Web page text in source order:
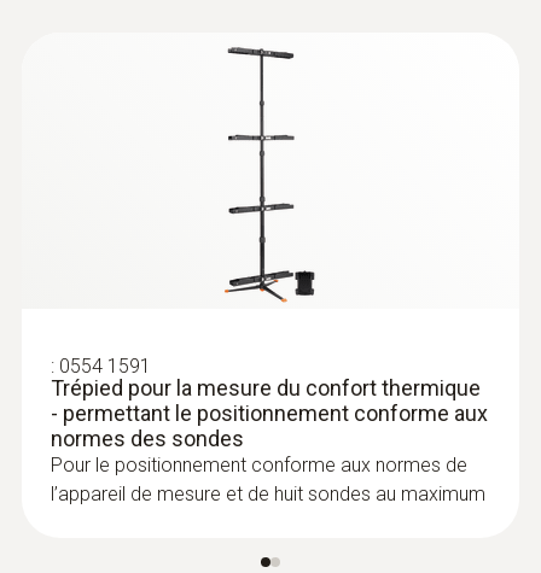
: 0554 1591
Trépied pour la mesure du confort thermique
- permettant le positionnement conforme aux
normes des sondes
Pour le positionnement conforme aux normes de
l’appareil de mesure et de huit sondes au maximum